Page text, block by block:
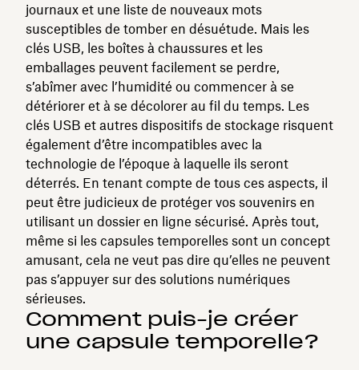
journaux et une liste de nouveaux mots
susceptibles de tomber en désuétude. Mais les
clés USB, les boîtes à chaussures et les
emballages peuvent facilement se perdre,
s’abîmer avec l’humidité ou commencer à se
détériorer et à se décolorer au fil du temps. Les
clés USB et autres dispositifs de stockage risquent
également d’être incompatibles avec la
technologie de l’époque à laquelle ils seront
déterrés. En tenant compte de tous ces aspects, il
peut être judicieux de protéger vos souvenirs en
utilisant un dossier en ligne sécurisé. Après tout,
même si les capsules temporelles sont un concept
amusant, cela ne veut pas dire qu’elles ne peuvent
pas s’appuyer sur des solutions numériques
sérieuses.
Comment puis-je créer
une capsule temporelle?